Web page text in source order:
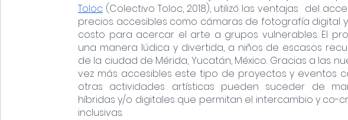
Toloc (Colectivo Toloc, 2018), utilizó las ventajas  del
precios accesibles como cámaras de fotografía digital
costo para acercar el arte a grupos vulnerables. El
una manera lúdica y divertida, a niños de escasos
de la ciudad de Mérida, Yucatán, México. Gracias a las
vez más accesibles este tipo de proyectos y eventos
otras actividades artísticas pueden suceder de
híbridas y/o digitales que permitan el intercambio y co-
inclusivas.